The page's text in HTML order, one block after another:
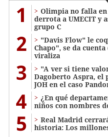
1
Olimpia no falla en
derrota a UMECIT y
grupo C
2
"Davis Flow" le
Chapo", se da
viraliza
3
"A ver si tiene
Dagoberto Aspra, el
JOH en el caso
4
¿En qué
niños con nombres
5
Real Madrid
historia: Los